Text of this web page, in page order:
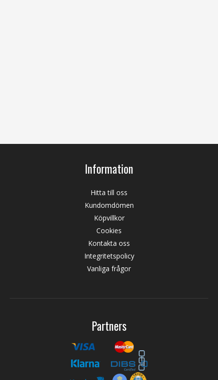
Information
Hitta till oss
Kundomdömen
Köpvillkor
Cookies
Kontakta oss
Integritetspolicy
Vanliga frågor
Partners